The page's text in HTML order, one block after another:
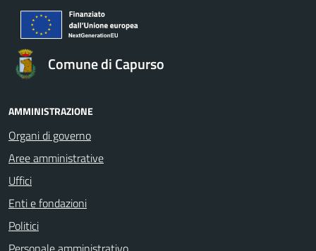
Comune di Capurso
AMMINISTRAZIONE
Organi di governo
Aree amministrative
Uffici
Enti e fondazioni
Politici